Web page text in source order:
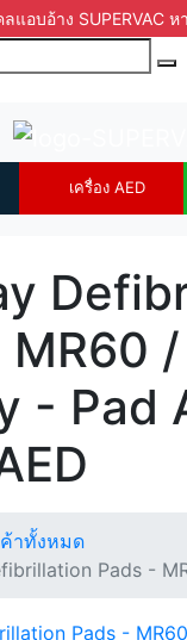
แอบอ้าง SUPERVAC
เครื่อง AED
- Pad
าทั้งหมด
Pads -